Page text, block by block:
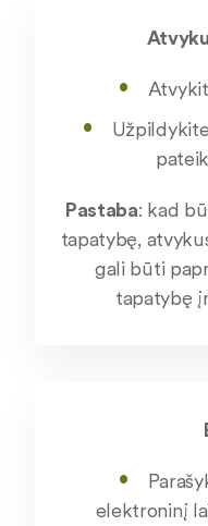
Pastaba: kad
tapatybę,
gali būti
tapatybę
elektroninį